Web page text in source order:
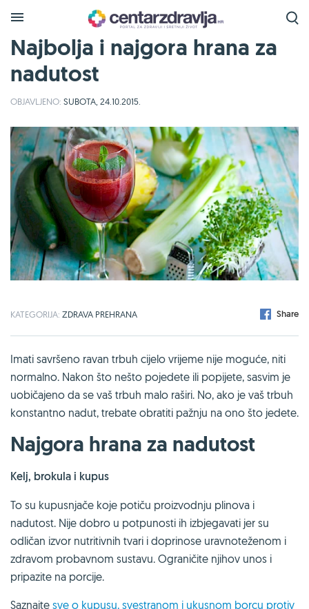
Najbolja i najgora hrana za
nadutost
OBJAVLJENO: SUBOTA, 24.10.2015.
KATEGORIJA: ZDRAVA PREHRANA Share
Imati savršeno ravan trbuh cijelo vrijeme nije moguće, niti
normalno. Nakon što nešto pojedete ili popijete, sasvim je
uobičajeno da se vaš trbuh malo raširi. No, ako je vaš trbuh
konstantno nadut, trebate obratiti pažnju na ono što jedete.
Najgora hrana za nadutost
Kelj, brokula i kupus
To su kupusnjače koje potiču proizvodnju plinova i
nadutost. Nije dobro u potpunosti ih izbjegavati jer su
odličan izvor nutritivnih tvari i doprinose uravnoteženom i
zdravom probavnom sustavu. Ograničite njihov unos i
pripazite na porcije.
Saznajte sve o kupusu, svestranom i ukusnom borcu protiv